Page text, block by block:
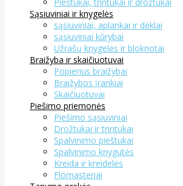
Sąsiuviniai ir knygelės
sąsiuviniai, aplankai ir dėklai
sąsiuviniai kūrybai
Užrašų knygelės ir bloknotai
Braižyba ir skaičiuotuvai
Popierius braižybai
Braižybos įrankiai
Skaičiuotuvai
Piešimo priemonės
Piešimo sąsiuviniai
Drožtukai ir trintukai
Spalvinimo pieštukai
Spalvinimo knygutės
Kreida ir kreidelės
Flomasteriai